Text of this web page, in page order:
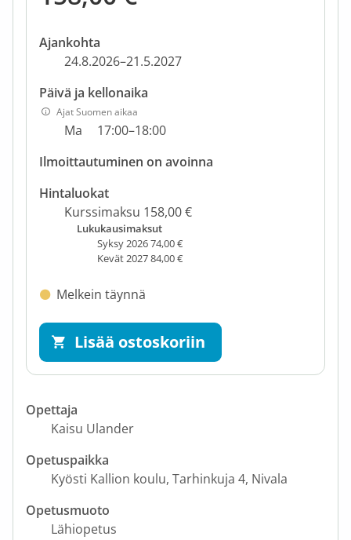
Ajankohta
24.8.2026–21.5.2027
Päivä ja kellonaika
Ajat Suomen aikaa
Ma
17:00–18:00
Ilmoittautuminen on avoinna
Hintaluokat
Kurssimaksu 158,00 €
Lukukausimaksut
Syksy 2026 74,00 €
Kevät 2027 84,00 €
Melkein täynnä
Lisää ostoskoriin
Opettaja
Kaisu Ulander
Opetuspaikka
Kyösti Kallion koulu Tarhinkuja 4 Nivala
Opetusmuoto
Lähiopetus